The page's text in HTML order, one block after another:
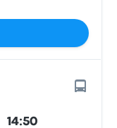
14:50